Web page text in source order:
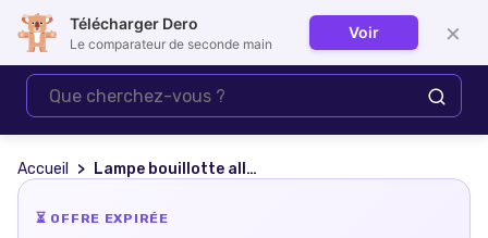
Se connecter
Accueil Lampe bouillotte alladin
⏳ OFFRE EXPIRÉE
Télécharger Dero
Le comparateur de seconde main
Voir ×